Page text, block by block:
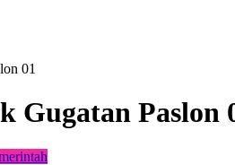
01
Gugatan Paslon